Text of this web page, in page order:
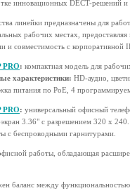
инновационных DECT-решений и
линейки предназначены для
рабочих местах,
и совместимость с корпоративной
PRO: компактная модель для
характеристики: HD-аудио,
питания по PoE, 4
PRO: универсальный офисный
3.36" с разрешением 320 х
с беспроводными гарнитурами.
работы, обладающая
баланс между